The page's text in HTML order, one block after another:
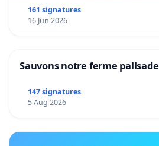
161 signatures
16 Jun 2026
Sauvons notre ferme pallsade
147 signatures
5 Aug 2026